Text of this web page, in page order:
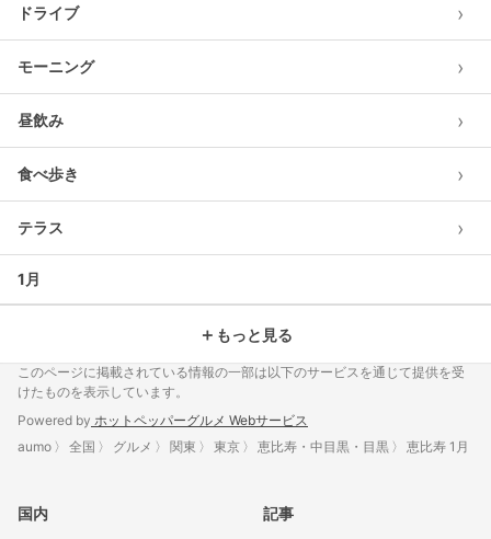
ドライブ ›
モーニング ›
昼飲み ›
食べ歩き ›
テラス ›
1月
＋ もっと見る
このページに掲載されている情報の一部は以下のサービスを通じて提供を受
けたものを表示しています。
Powered by ホットペッパーグルメ Webサービス
aumo
全国 グルメ 関東 東京 恵比寿・中目黒・目黒 恵比寿 1月
国内 記事